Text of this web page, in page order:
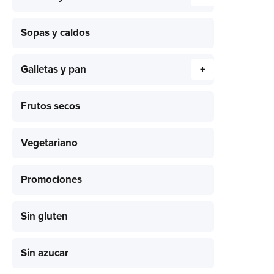
Sopas y caldos
Galletas y pan +
Frutos secos
Vegetariano
Promociones
Sin gluten
Sin azucar